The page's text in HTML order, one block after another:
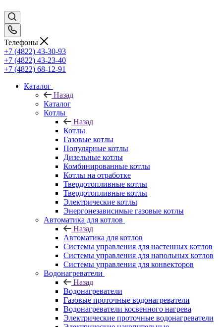
Телефоны
+7 (4822) 43-30-93
+7 (4822) 43-23-40
+7 (4822) 68-12-91
Каталог
Назад
Каталог
Котлы
Назад
Котлы
Газовые котлы
Популярные котлы
Дизельные котлы
Комбинированные котлы
Котлы на отработке
Твердотопливные котлы
Твердотопливные котлы
Электрические котлы
Энергонезависимые газовые котлы
Автоматика для котлов
Назад
Автоматика для котлов
Системы управления для настенных котлов
Системы управления для напольных котлов
Системы управления для конвекторов
Водонагреватели
Назад
Водонагреватели
Газовые проточные водонагреватели
Водонагреватели косвенного нагрева
Электрические проточные водонагреватели